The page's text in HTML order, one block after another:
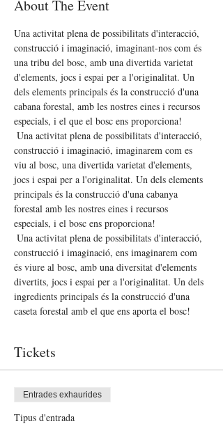
About The Event
Una activitat plena de possibilitats d'interacció,
construcció i imaginació, imaginant-nos com és
una tribu del bosc, amb una divertida varietat
d'elements, jocs i espai per a l'originalitat. Un
dels elements principals és la construcció d'una
cabana forestal, amb les nostres eines i recursos
especials, i el que el bosc ens proporciona!
construcció i imaginació, imaginarem com es
viu al bosc, una divertida varietat d'elements,
jocs i espai per a l'originalitat. Un dels elements
principals és la construcció d'una cabanya
forestal amb les nostres eines i recursos
especials, i el bosc ens proporciona!
construcció i imaginació, ens imaginarem com
és viure al bosc, amb una diversitat d'elements
divertits, jocs i espai per a l'originalitat. Un dels
ingredients principals és la construcció d'una
caseta forestal amb el que ens aporta el bosc!
Tickets
Entrades exhaurides
Tipus d'entrada